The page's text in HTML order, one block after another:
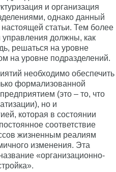
и организация
однако данный
статьи. Тем более
управления должны, как
решаться на уровне
на уровне подразделений.
необходимо обеспечить
формализованной
(это – то, что
но и
которая в состоянии
соответствие
жизненным реалиям
изменения. Эта
«организационно-